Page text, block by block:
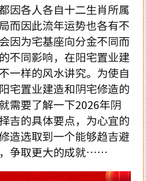
因各人各自十二生肖所属
而因此流年运势也各有不
因为宅基座向分金不同而
不同影响，在阳宅置业建
一样的风水讲究。为使自
宅置业建造和阴宅修造的
需要了解一下2026年阴
吉的具体要点，为心宜的
造选取到一个能够趋吉避
争取更大的成就……